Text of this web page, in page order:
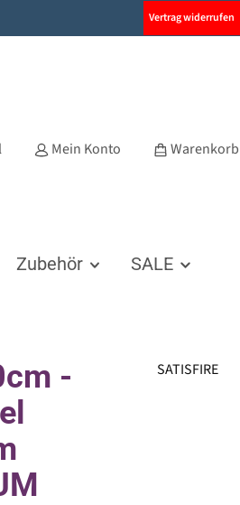
Vertrag widerrufen
Mein Konto Warenkorb
Zubehör SALE
-
SATISFIRE